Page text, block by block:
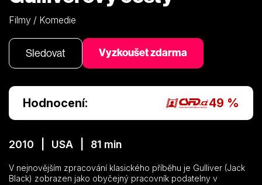
Filmy / Komedie
Sledovat Vyzkoušet zdarma
Hodnocení: 49 %
2010 | USA | 81 min
V nejnovějším zpracování klasického příběhu je Gulliver (Jack
Black) zobrazen jako obyčejný pracovník podatelny v